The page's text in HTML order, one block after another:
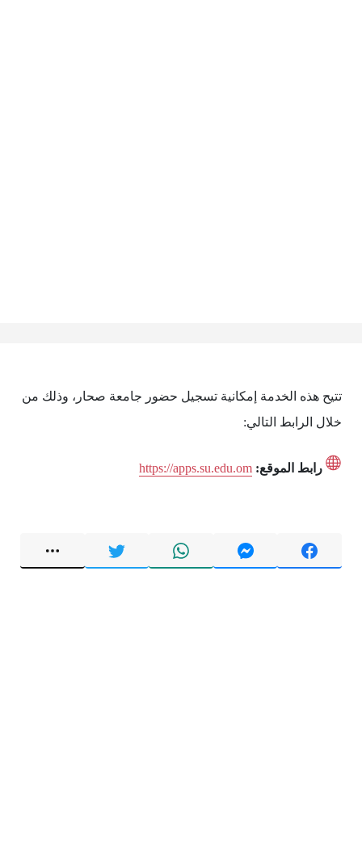
تتيح هذه الخدمة إمكانية تسجيل حضور جامعة صحار، وذلك من
خلال الرابط التالي:
رابط الموقع: https://apps.su.edu.om